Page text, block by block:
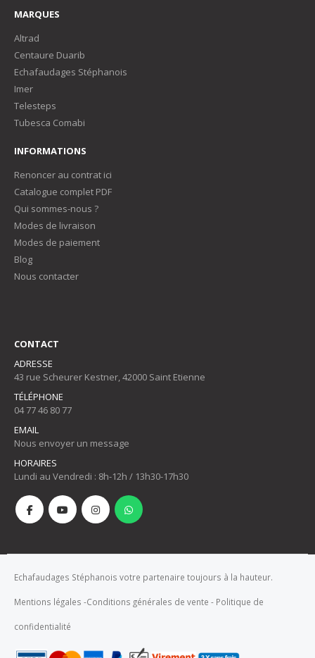
MARQUES
Altrad
Centaure Duarib
Echafaudages Stéphanois
Imer
Telesteps
Tubesca Comabi
INFORMATIONS
Renoncer au contrat ici
Catalogue complet PDF
Qui sommes-nous ?
Modes de livraison
Modes de paiement
Blog
Nous contacter
CONTACT
ADRESSE
43 rue Scheurer Kestner, 42000 Saint Etienne
TÉLÉPHONE
04 77 46 80 77
EMAIL
Nous envoyer un message
HORAIRES
Lundi au Vendredi : 8h-12h / 13h30-17h30
Echafaudages Stéphanois votre partenaire toujours à la hauteur.
Mentions légales -Conditions générales de vente - Politique de
confidentialité